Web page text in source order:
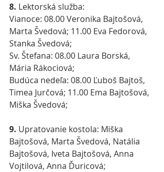
8. Lektorská služba:
Vianoce: 08.00 Veronika Bajtošová,
Marta Švedová; 11.00 Eva Fedorová,
Stanka Švedová;
Sv. Štefana: 08.00 Laura Borská,
Mária Rákociová;
Budúca nedeľa: 08.00 Ľuboš Bajtoš,
Timea Jurčová; 11.00 Ema Bajtošová,
Miška Švedová;
9. Upratovanie kostola: Miška
Bajtošová, Marta Švedová, Natália
Bajtošová, Iveta Bajtošová, Anna
Vojtilová, Anna Ďuricová;